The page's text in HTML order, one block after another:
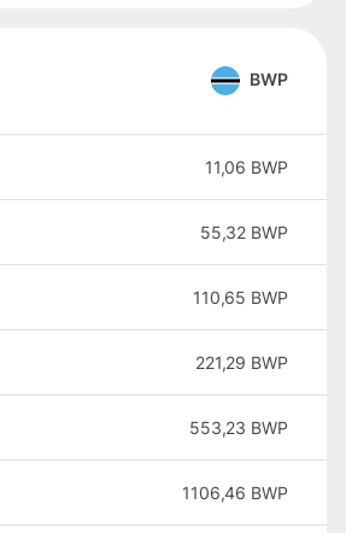
BWP
11,06 BWP
55,32 BWP
110,65 BWP
221,29 BWP
553,23 BWP
1106,46 BWP